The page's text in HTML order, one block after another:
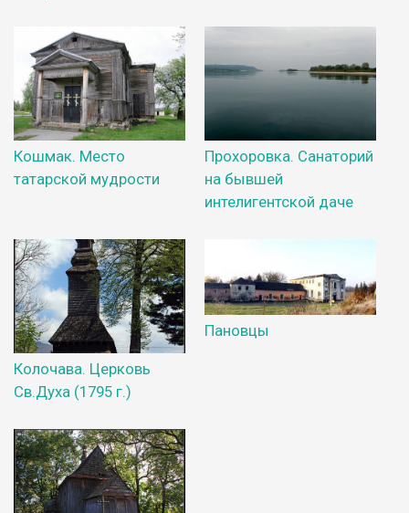
Кошмак. Место
татарской мудрости
Прохоровка. Санаторий
на бывшей
интелигентской даче
Колочава. Церковь
Св.Духа (1795 г.)
Пановцы